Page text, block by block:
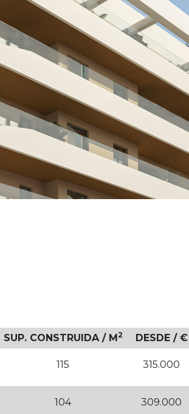
SUP. CONSTRUIDA / M2 DESDE / €
115 315.000
104 309.000